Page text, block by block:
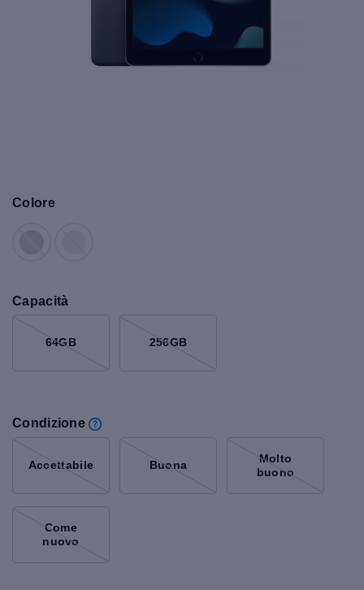
Colore
Capacità
64GB 256GB
Condizione
Accettabile Buona
Molto
buono
Come
nuovo